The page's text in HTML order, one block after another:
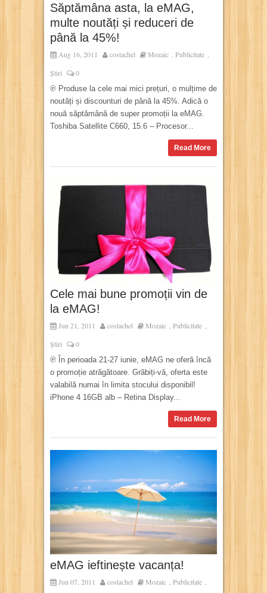
Săptămâna asta, la eMAG,
multe noutăți și reduceri de
până la 45%!
Aug 16, 2011 costachel Mozaic Publicitate
Știri 0
℗ Produse la cele mai mici prețuri, o mulțime de
noutăți și discounturi de până la 45%. Adică o
nouă săptămână de super promoții la eMAG.
Toshiba Satellite C660, 15.6 – Procesor...
Read More
Cele mai bune promoții vin de
la eMAG!
Jun 21, 2011 costachel Mozaic , Publicitate ,
Știri 0
℗ În perioada 21-27 iunie, eMAG ne oferă încă
o promoție atrăgătoare. Grăbiți-vă, oferta este
valabilă numai în limita stocului disponibil!
iPhone 4 16GB alb – Retina Display...
Read More
eMAG ieftinește vacanța!
Jun 07, 2011 costachel Mozaic , Publicitate ,